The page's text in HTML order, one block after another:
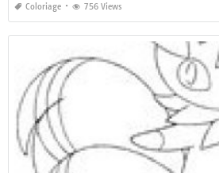
Coloriage 756 Views